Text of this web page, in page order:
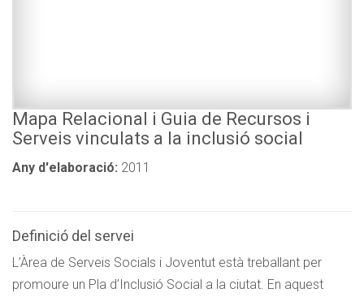
Mapa Relacional i Guia de Recursos i
Serveis vinculats a la inclusió social
Any d'elaboració: 2011
Definició del servei
L’Àrea de Serveis Socials i Joventut està treballant per
promoure un Pla d’Inclusió Social a la ciutat. En aquest